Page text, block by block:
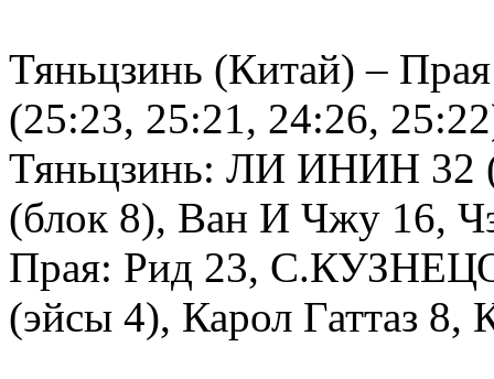
Тяньцзинь (Китай) –
(25:23, 25:21, 24:26,
Тяньцзинь: ЛИ ИНИН 32
(блок 8), Ван И Чжу 16,
Прая: Рид 23,
(эйсы 4), Карол Гаттаз